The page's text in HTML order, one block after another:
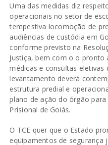
Uma das medidas diz
operacionais no setor de
tempestiva locomoção de
audiências de custódia em
conforme previsto na
Justiça, bem com o o pronto
médicas e consultas eletivas
levantamento deverá
estrutura predial e
plano de ação do órgão
Prisional de Goiás.
O TCE quer que o Estado
equipamentos de segurança